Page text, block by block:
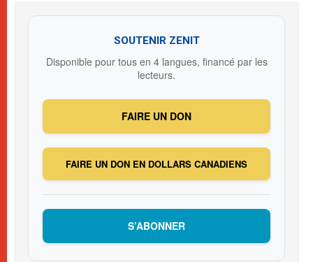
SOUTENIR ZENIT
Disponible pour tous en 4 langues, financé par les
lecteurs.
FAIRE UN DON
FAIRE UN DON EN DOLLARS CANADIENS
S’ABONNER